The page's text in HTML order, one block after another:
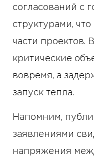
согласований с
структурами,
части проектов.
критические
вовремя, а
запуск тепла.
Напомним,
заявлениями
напряжения